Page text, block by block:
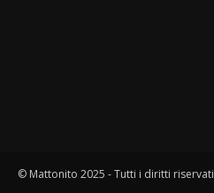
© Mattonito 2025 - Tutti i diritti riservati